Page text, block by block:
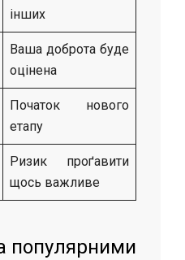
інших
Ваша доброта буде
оцінена
Початок нового
етапу
Ризик проґавити
щось важливе
популярними